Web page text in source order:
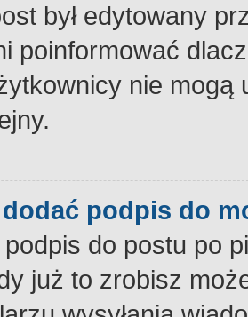
był edytowany
poinformować
nie
podpis do
do postu po
już to zrobisz